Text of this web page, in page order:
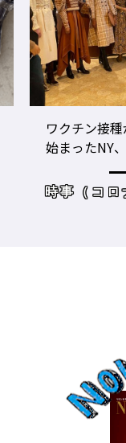
美容師のビ
ーマンスを
レーニングジ
サロンワー